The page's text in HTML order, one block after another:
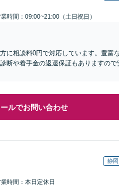
時間：09:00~21:00（土日祝日）
に相談料0円で対応しています。豊富
断や着手金の返還保証もありますので
ールでお問い合わせ
静
時間：本日定休日